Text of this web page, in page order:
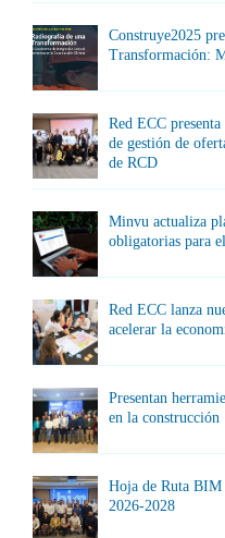
Construye2025
Transformación:
Red ECC
de gestión de
de RCD
Minvu actualiza
obligatorias para
Red ECC lanza
acelerar la
Presentan
en la construcción
Hoja de Ruta BIM
2026-2028